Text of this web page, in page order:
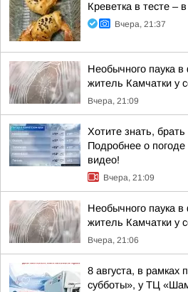
Креветка в тесте –
Вчера, 21:37
Необычного паука
житель Камчатки у
Вчера, 21:09
Хотите знать,
Подробнее о
видео!
Вчера, 21:09
Необычного паука
житель Камчатки у
Вчера, 21:06
8 августа, в рамках
субботы», у ТЦ